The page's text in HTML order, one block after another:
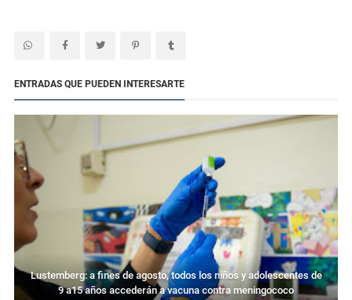
ENTRADAS QUE PUEDEN INTERESARTE
Lustemberg: a fines de agosto, todos los niños y adolescentes de
9 a15 años accederán a vacuna contra meningococo